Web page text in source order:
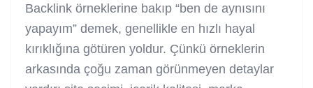
Backlink örneklerine bakıp “ben de aynısını
yapayım” demek, genellikle en hızlı hayal
kırıklığına götüren yoldur. Çünkü örneklerin
arkasında çoğu zaman görünmeyen detaylar